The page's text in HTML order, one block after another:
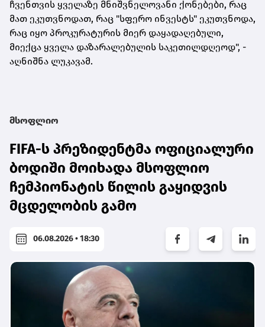
ჩვენთვის ყველაზე მნიშვნელოვანი ქონებები, რაც
მათ ეკუთვნოდათ, რაც "სფერო ინვესტს" ეკუთვნოდა,
რაც იყო პროკურატურის მიერ დაყადაღებული,
მიექცა ყველა დაზარალებულის საკეთილდღეოდ", -
აღნიშნა ლუკავამ.
მსოფლიო
FIFA-ს პრეზიდენტმა ოფიციალური
ბოდიში მოიხადა მსოფლიო
ჩემპიონატის წილის გაყიდვის
მცდელობის გამო
06.08.2026 • 18:30